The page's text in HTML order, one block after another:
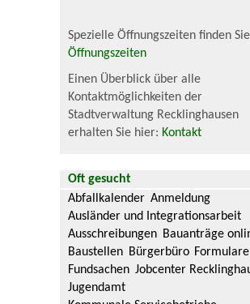
Spezielle Öffnungszeiten finden
Öffnungszeiten
Einen Überblick über alle
Kontaktmöglichkeiten der
Stadtverwaltung Recklinghausen
erhalten Sie hier: Kontakt
Oft gesucht
Abfallkalender Anmeldung
Ausländer und Integrationsarbeit
Ausschreibungen Bauanträge
Baustellen Bürgerbüro Formulare
Fundsachen Jobcenter
Jugendamt